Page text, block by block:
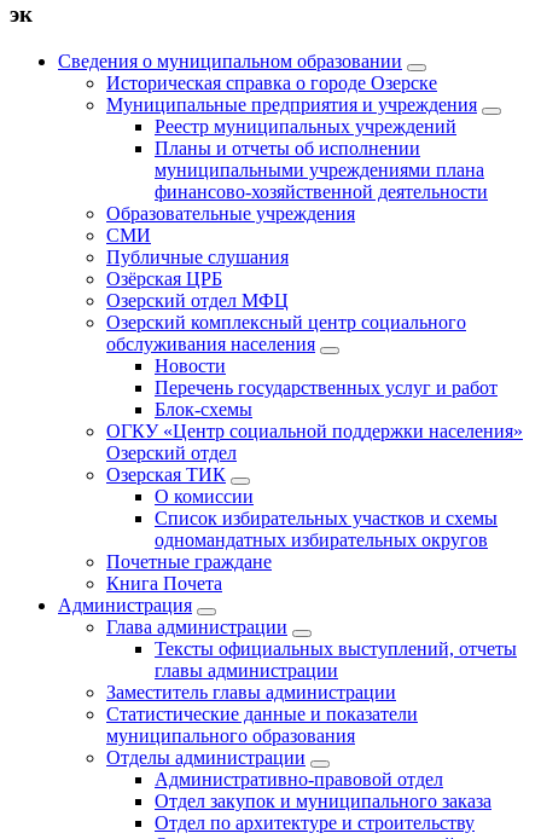
эк
Сведения о муниципальном образовании
Историческая справка о городе Озерске
Муниципальные предприятия и учреждения
Реестр муниципальных учреждений
Планы и отчеты об исполнении
муниципальными учреждениями плана
финансово-хозяйственной деятельности
Образовательные учреждения
СМИ
Публичные слушания
Озёрская ЦРБ
Озерский отдел МФЦ
Озерский комплексный центр социального
обслуживания населения
Новости
Перечень государственных услуг и работ
Блок-схемы
ОГКУ «Центр социальной поддержки населения»
Озерский отдел
Озерская ТИК
О комиссии
Список избирательных участков и схемы
одномандатных избирательных округов
Почетные граждане
Книга Почета
Администрация
Глава администрации
Тексты официальных выступлений, отчеты
главы администрации
Заместитель главы администрации
Статистические данные и показатели
муниципального образования
Отделы администрации
Административно-правовой отдел
Отдел закупок и муниципального заказа
Отдел по архитектуре и строительству